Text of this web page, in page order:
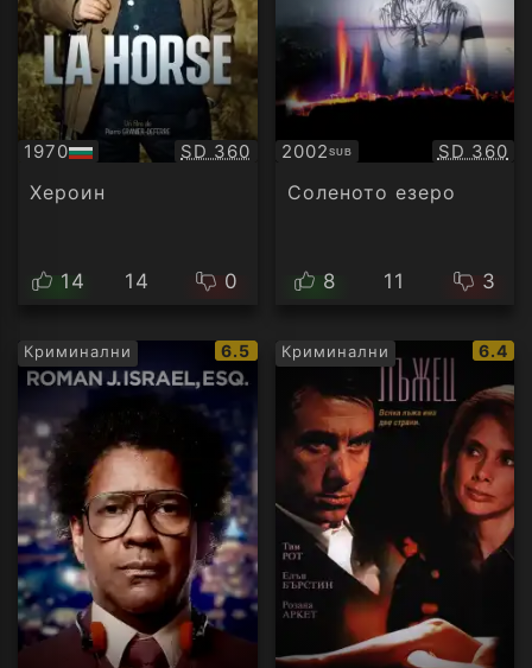
1970
БГ
аудио
Качество:
SD 360
Хероин
14 14 0
2002SUB
Субтитри SD 360
Соленото езеро
8 11 3
Криминални
IMDb
рейтинг:
6.5 Криминални
IMDb
6.4